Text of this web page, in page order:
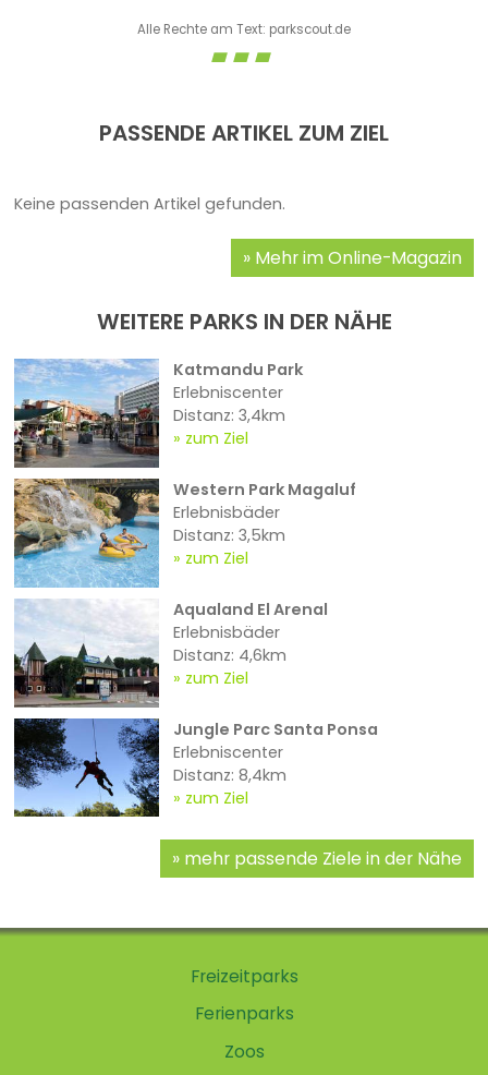
Alle Rechte am Text: parkscout.de
PASSENDE ARTIKEL ZUM ZIEL
Keine passenden Artikel gefunden.
Mehr im Online-Magazin
WEITERE PARKS IN DER NÄHE
Katmandu Park
Erlebniscenter
Distanz: 3,4km
zum Ziel
Western Park Magaluf
Erlebnisbäder
Distanz: 3,5km
zum Ziel
Aqualand El Arenal
Erlebnisbäder
Distanz: 4,6km
zum Ziel
Jungle Parc Santa Ponsa
Erlebniscenter
Distanz: 8,4km
zum Ziel
mehr passende Ziele in der Nähe
Freizeitparks
Ferienparks
Zoos